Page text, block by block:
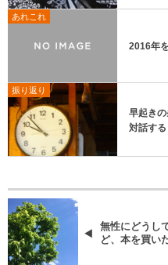
あれこれ
2016年
振り返り
早起き
対話する
無性にどうし
ど、本を買い